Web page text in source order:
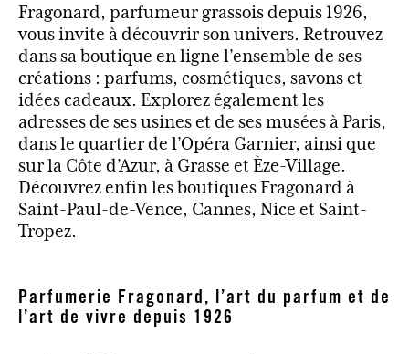
Fragonard, parfumeur grassois depuis 1926,
vous invite à découvrir son univers. Retrouvez
dans sa boutique en ligne l’ensemble de ses
créations : parfums, cosmétiques, savons et
idées cadeaux. Explorez également les
adresses de ses usines et de ses musées à Paris,
dans le quartier de l’Opéra Garnier, ainsi que
sur la Côte d’Azur, à Grasse et Èze-Village.
Découvrez enfin les boutiques Fragonard à
Saint-Paul-de-Vence, Cannes, Nice et Saint-
Tropez.
Parfumerie Fragonard, l’art du parfum et de
l’art de vivre depuis 1926